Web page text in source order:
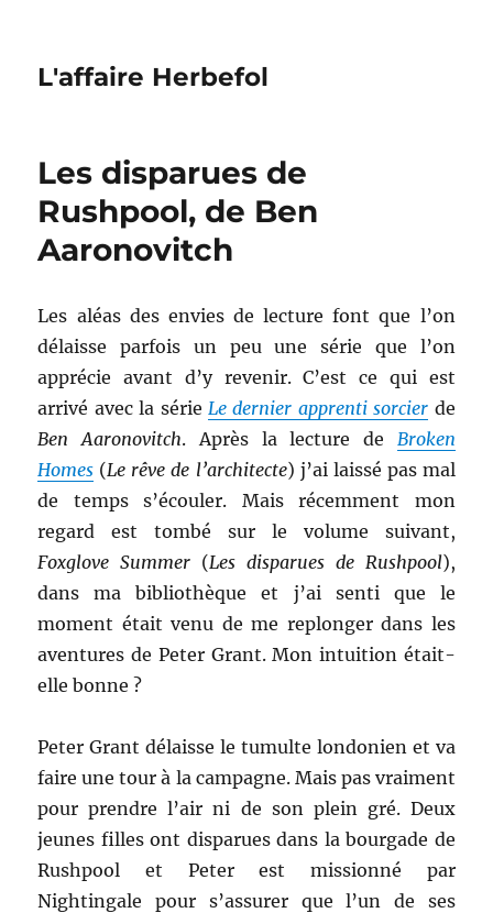
L'affaire Herbefol
Les disparues de
Rushpool, de Ben
Aaronovitch
Les aléas des envies de lecture font que l’on
délaisse parfois un peu une série que l’on
apprécie avant d’y revenir. C’est ce qui est
arrivé avec la série Le dernier apprenti sorcier de
Ben Aaronovitch. Après la lecture de Broken
Homes (Le rêve de l’architecte) j’ai laissé pas mal
de temps s’écouler. Mais récemment mon
regard est tombé sur le volume suivant,
Foxglove Summer (Les disparues de Rushpool),
dans ma bibliothèque et j’ai senti que le
moment était venu de me replonger dans les
aventures de Peter Grant. Mon intuition était-
elle bonne ?
Peter Grant délaisse le tumulte londonien et va
faire une tour à la campagne. Mais pas vraiment
pour prendre l’air ni de son plein gré. Deux
jeunes filles ont disparues dans la bourgade de
Rushpool et Peter est missionné par
Nightingale pour s’assurer que l’un de ses